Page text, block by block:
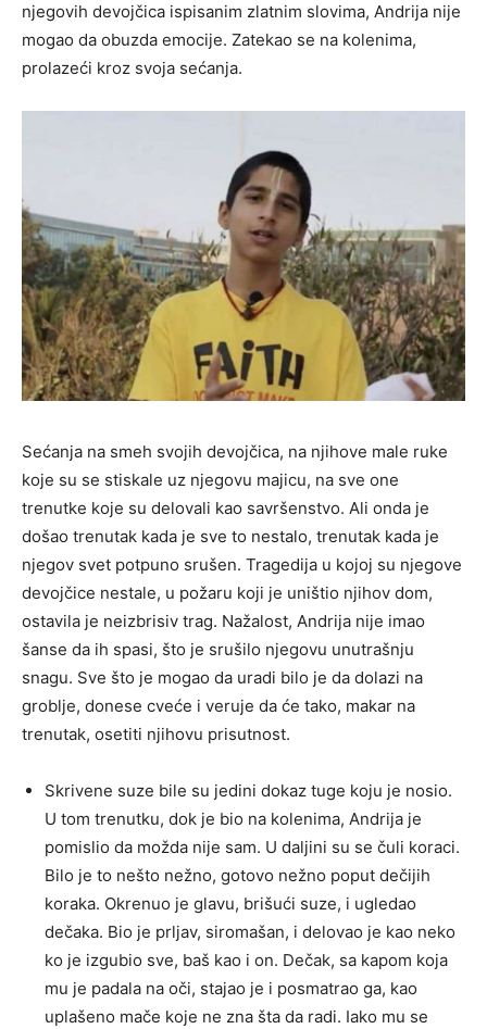
njegovih devojčica ispisanim zlatnim slovima, Andrija nije
mogao da obuzda emocije. Zatekao se na kolenima,
prolazeći kroz svoja sećanja.
Sećanja na smeh svojih devojčica, na njihove male ruke
koje su se stiskale uz njegovu majicu, na sve one
trenutke koje su delovali kao savršenstvo. Ali onda je
došao trenutak kada je sve to nestalo, trenutak kada je
njegov svet potpuno srušen. Tragedija u kojoj su njegove
devojčice nestale, u požaru koji je uništio njihov dom,
ostavila je neizbrisiv trag. Nažalost, Andrija nije imao
šanse da ih spasi, što je srušilo njegovu unutrašnju
snagu. Sve što je mogao da uradi bilo je da dolazi na
groblje, donese cveće i veruje da će tako, makar na
trenutak, osetiti njihovu prisutnost.
Skrivene suze bile su jedini dokaz tuge koju je nosio.
U tom trenutku, dok je bio na kolenima, Andrija je
pomislio da možda nije sam. U daljini su se čuli koraci.
Bilo je to nešto nežno, gotovo nežno poput dečijih
koraka. Okrenuo je glavu, brišući suze, i ugledao
dečaka. Bio je prljav, siromašan, i delovao je kao neko
ko je izgubio sve, baš kao i on. Dečak, sa kapom koja
mu je padala na oči, stajao je i posmatrao ga, kao
uplašeno mače koje ne zna šta da radi. Iako mu se